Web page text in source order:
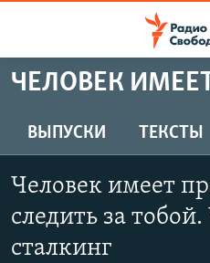
упрощенного
Вернуться
к
основному
Вернутся
ПОДКАСТЫ
ЦИТАТЫ СВОБОДЫ
МНЕНИЯ
ЧЕЛОВЕК
ВЫПУСКИ ТЕКСТЫ
Человек имеет
следить за
сталкинг